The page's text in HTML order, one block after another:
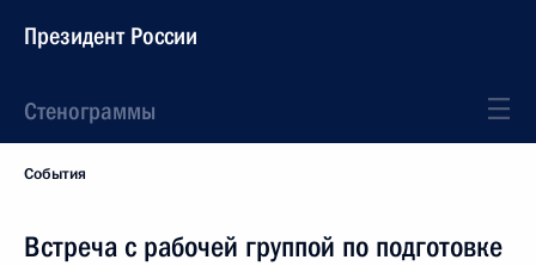
Президент России
Стенограммы
События
Встреча с рабочей группой по подготовке